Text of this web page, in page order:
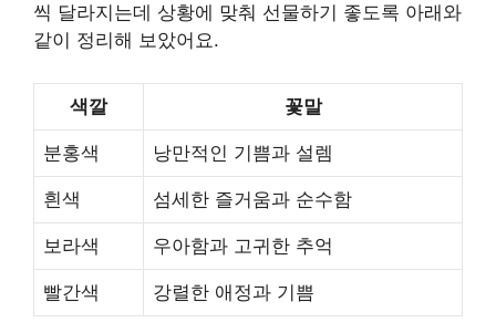
씩 달라지는데 상황에 맞춰 선물하기 좋도록 아래와
같이 정리해 보았어요.
색깔 꽃말
분홍색 낭만적인 기쁨과 설렘
흰색 섬세한 즐거움과 순수함
보라색 우아함과 고귀한 추억
빨간색 강렬한 애정과 기쁨